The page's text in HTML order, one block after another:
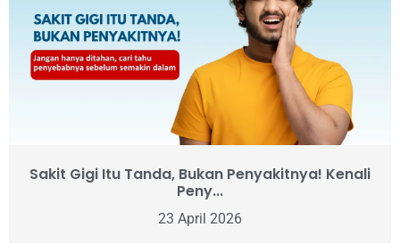
Sakit Gigi Itu Tanda, Bukan Penyakitnya! Kenali
Peny...
23 April 2026